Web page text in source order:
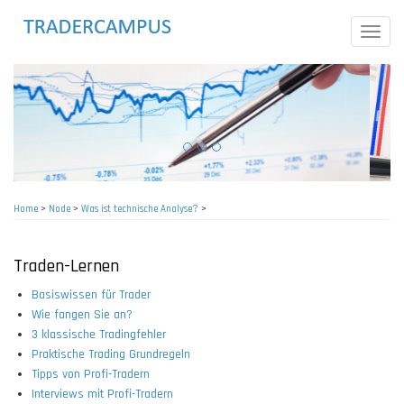
Toggle
Home> Node> Was ist technische Analyse? >
Traden-Lernen
Basiswissen für Trader
Wie fangen Sie an?
3 klassische Tradingfehler
Praktische Trading Grundregeln
Tipps von Profi-Tradern
Interviews mit Profi-Tradern